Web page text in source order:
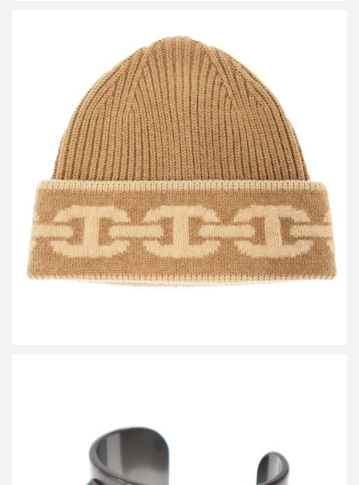
エルメス Heaven Chaine D’ancre シェーヌ・ダンクル ジャガード
カシミヤニットキャップ
買取金額26,400円
詳しく見る
エルメス Collier de Chien Noir Bracelet コリエドシアン バングル